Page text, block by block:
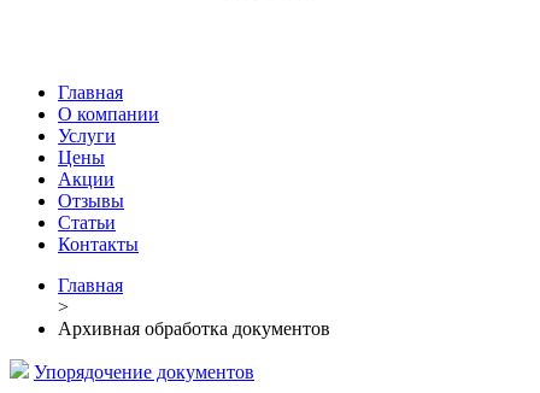
Главная
О компании
Услуги
Цены
Акции
Отзывы
Статьи
Контакты
Главная
>
Архивная обработка документов
Упорядочение документов